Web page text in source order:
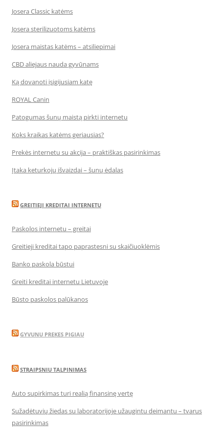
Josera Classic katėms
Josera sterilizuotoms katėms
Josera maistas katėms – atsiliepimai
CBD aliejaus nauda gyvūnams
Ką dovanoti įsigijusiam katę
ROYAL Canin
Patogumas šunų maistą pirkti internetu
Koks kraikas katėms geriausias?
Prekės internetu su akcija – praktiškas pasirinkimas
Įtaka keturkojų išvaizdai – šunų ėdalas
GREITIEJI KREDITAI INTERNETU
Paskolos internetu – greitai
Greitieji kreditai tapo paprastesni su skaičiuoklėmis
Banko paskola būstui
Greiti kreditai internetu Lietuvoje
Būsto paskolos palūkanos
GYVUNU PREKES PIGIAU
STRAIPSNIU TALPINIMAS
Auto supirkimas turi realią finansinę vertę
Sužadėtuvių žiedas su laboratorijoje užaugintu deimantu – tvarus
pasirinkimas